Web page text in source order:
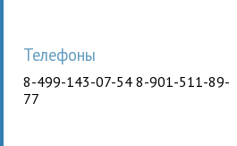
Телефоны
8-499-143-07-54 8-901-511-89-
77